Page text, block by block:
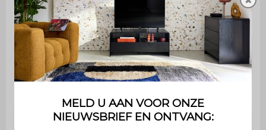
Slaapbank
Type
slaapgelegenheid
Incidenteel